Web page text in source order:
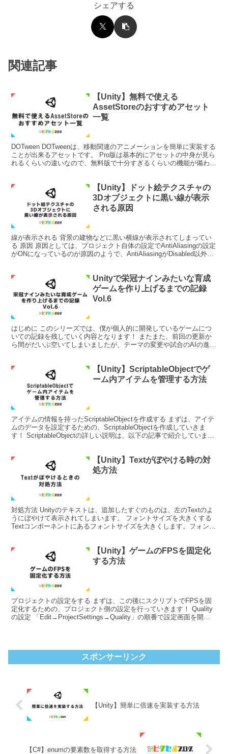
シェアする
関連記事
【Unity】無料で使える
AssetStoreのおすすめアセット
一覧
DOTween DOTweenは、移動関連のアニメーションを簡単に実装する
ことが出来るアセットです。 Pro版は基本的にアセットの中身が見ら
れるくらいの違いなので、無料版で十分すぎるくらいの機能が備わっ
【Unity】ドット絵テクスチャの
3Dオブジェクトに黒い線が表示
される原因
線が表示される 背景の建物などに黒い横線が表示されてしまってい
る 原因 原因としては、プロジェクト自体の設定でAntiAliasingの設定
がONになっているのが原因のようで、AntiAliasingがDisabled以外の
Unityで栄冠ナインみたいな育成
ゲームを作り上げるまでの記録
Vol.6
はじめに このシリーズでは、僕が個人的に開発しているゲームにつ
いての記録を残していく内容となります！ またまた、前回の更新か
ら間がだいぶ空いてしまいましたが、テーマの変更や試合のAIの進捗
【Unity】ScriptableObjectでゲ
ーム内アイテムを管理する方法
アイテムの情報を持ったScriptableObjectを作成する まずは、アイテ
ムのデータを設定するための、ScriptableObjectを作成していきま
す！ ScriptableObjectの詳しい説明は、以下の記事で紹介していま
【Unity】Textがぼやける時の対
処方法
対処方法 Unityのテキストは、追加したすぐのものは、左のTextのよ
うにぼやけて表示されてしまいます。 フォントサイズを大きくする
Textコンポーネントにあるフォントサイズを大きくします。フォント
【Unity】ゲームのFPSを固定化
する方法
プロジェクトの設定をする まずは、この後にスクリプトでFPSを固
定化するための、プロジェクト側の設定を行っていきます！ Quality
の設定 「Edit→ProjectSettings→Quality」の順番で設定画面を開き
スポンサーリンク
【Unity】簡単に倍速を実装する方法
【C#】enumの要素数を取得する方法